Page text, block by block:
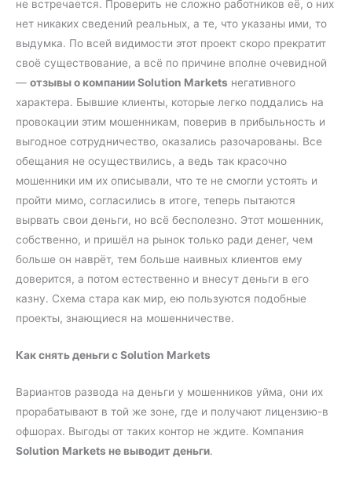
не встречается. Проверить не сложно работников её, о них
нет никаких сведений реальных, а те, что указаны ими, то
выдумка. По всей видимости этот проект скоро прекратит
своё существование, а всё по причине вполне очевидной
— отзывы о компании Solution Markets негативного
характера. Бывшие клиенты, которые легко поддались на
провокации этим мошенникам, поверив в прибыльность и
выгодное сотрудничество, оказались разочарованы. Все
обещания не осуществились, а ведь так красочно
мошенники им их описывали, что те не смогли устоять и
пройти мимо, согласились в итоге, теперь пытаются
вырвать свои деньги, но всё бесполезно. Этот мошенник,
собственно, и пришёл на рынок только ради денег, чем
больше он наврёт, тем больше наивных клиентов ему
доверится, а потом естественно и внесут деньги в его
казну. Схема стара как мир, ею пользуются подобные
проекты, знающиеся на мошенничестве.
Как снять деньги с Solution Markets
Вариантов развода на деньги у мошенников уйма, они их
прорабатывают в той же зоне, где и получают лицензию-в
офшорах. Выгоды от таких контор не ждите. Компания
Solution Markets не выводит деньги.